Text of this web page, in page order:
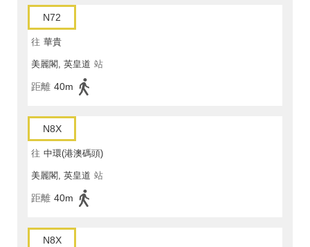
N72
往 華貴
美麗閣, 英皇道 站
距離 40m
N8X
往 中環(港澳碼頭)
美麗閣, 英皇道 站
距離 40m
N8X